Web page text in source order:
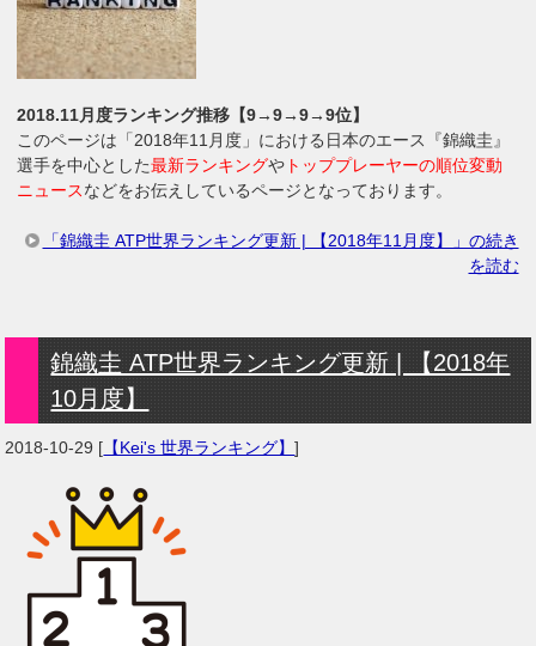
2018.11月度ランキング推移【9→9→9→9位】
このページは「2018年11月度」における日本のエース『錦織圭』
選手を中心とした最新ランキングや トッププレーヤーの順位変動
ニュースなどをお伝えしているページとなっております。
「錦織圭 ATP世界ランキング更新 | 【2018年11月度】」の続き
を読む
錦織圭 ATP世界ランキング更新 | 【2018年
10月度】
2018-10-29 [ 【Kei's 世界ランキング】]